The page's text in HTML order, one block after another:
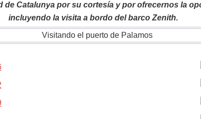
Catalunya por su cortesía y por ofrecernos la
incluyendo la visita a bordo del barco Zenith.